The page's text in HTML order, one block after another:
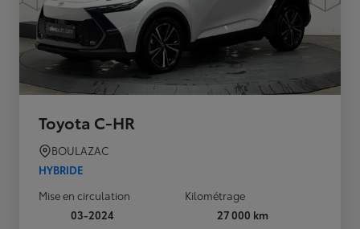
Toyota C-HR
BOULAZAC
HYBRIDE
Mise en circulation
03-2024
Kilométrage
27 000 km